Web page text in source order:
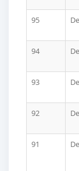
95
94
93
92
91